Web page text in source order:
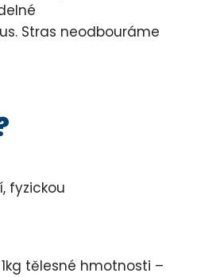
Stras neodbouráme
fyzickou
tělesné hmotnosti –